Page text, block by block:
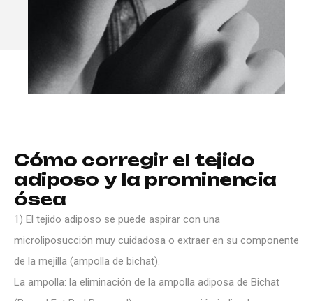
Cómo corregir el tejido
adiposo y la prominencia
ósea
1) El tejido adiposo se puede aspirar con una
microliposucción muy cuidadosa o extraer en su componente
de la mejilla (ampolla de bichat).
La ampolla: la eliminación de la ampolla adiposa de Bichat